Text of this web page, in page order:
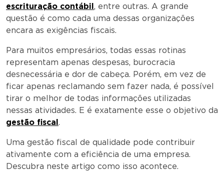
escrituração contábil, entre outras. A grande
questão é como cada uma dessas organizações
encara as exigências fiscais.
Para muitos empresários, todas essas rotinas
representam apenas despesas, burocracia
desnecessária e dor de cabeça. Porém, em vez de
ficar apenas reclamando sem fazer nada, é possível
tirar o melhor de todas informações utilizadas
nessas atividades. E é exatamente esse o objetivo da
gestão fiscal.
Uma gestão fiscal de qualidade pode contribuir
ativamente com a eficiência de uma empresa.
Descubra neste artigo como isso acontece.